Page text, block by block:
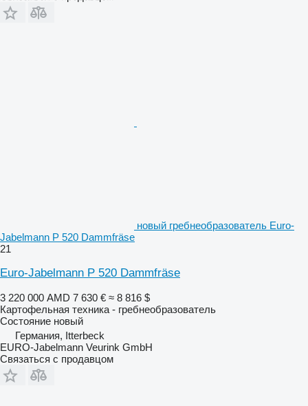
новый гребнеобразователь Euro-
Jabelmann P 520 Dammfräse
21
Euro-Jabelmann P 520 Dammfräse
3 220 000 AMD 7 630 € ≈ 8 816 $
Картофельная техника - гребнеобразователь
Состояние новый
Германия, Itterbeck
EURO-Jabelmann Veurink GmbH
Связаться с продавцом